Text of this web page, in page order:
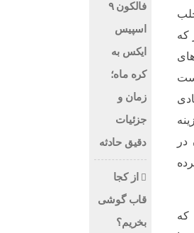
که
در
فالکون ۹
اسپیس
ایکس به
کره ماه؛
زمان و
جزئیات
دقیق حادثه
از کجا
قاب گوشی
بخریم؟